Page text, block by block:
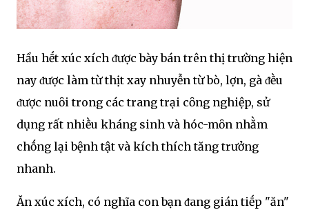
Hầu hḗt xúc xích ᵭược bày bán trên thị trường hiện
nay ᵭược làm từ thịt xay nhuyễn từ bò, lợn, gà ᵭḕu
ᵭược nuȏi trong các trang trại cȏng nghiệp, sử
dụng rất nhiḕu kháng sinh và hóc-mȏn nhằm
chṓng lại bệnh tật và kích thích tăng trưởng
nhanh.
Ăn xúc xích, có nghĩa con bạn ᵭang gián tiḗp "ăn"